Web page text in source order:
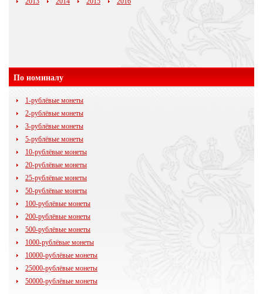
По номиналу
1-рублёвые монеты
2-рублёвые монеты
3-рублёвые монеты
5-рублёвые монеты
10-рублёвые монеты
20-рублёвые монеты
25-рублёвые монеты
50-рублёвые монеты
100-рублёвые монеты
200-рублёвые монеты
500-рублёвые монеты
1000-рублёвые монеты
10000-рублёвые монеты
25000-рублёвые монеты
50000-рублёвые монеты